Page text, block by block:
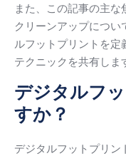
また、この記事の主
クリーンアップについ
ルフットプリントを
テクニックを共有しま
デジタルフ
すか？
デジタルフットプリ